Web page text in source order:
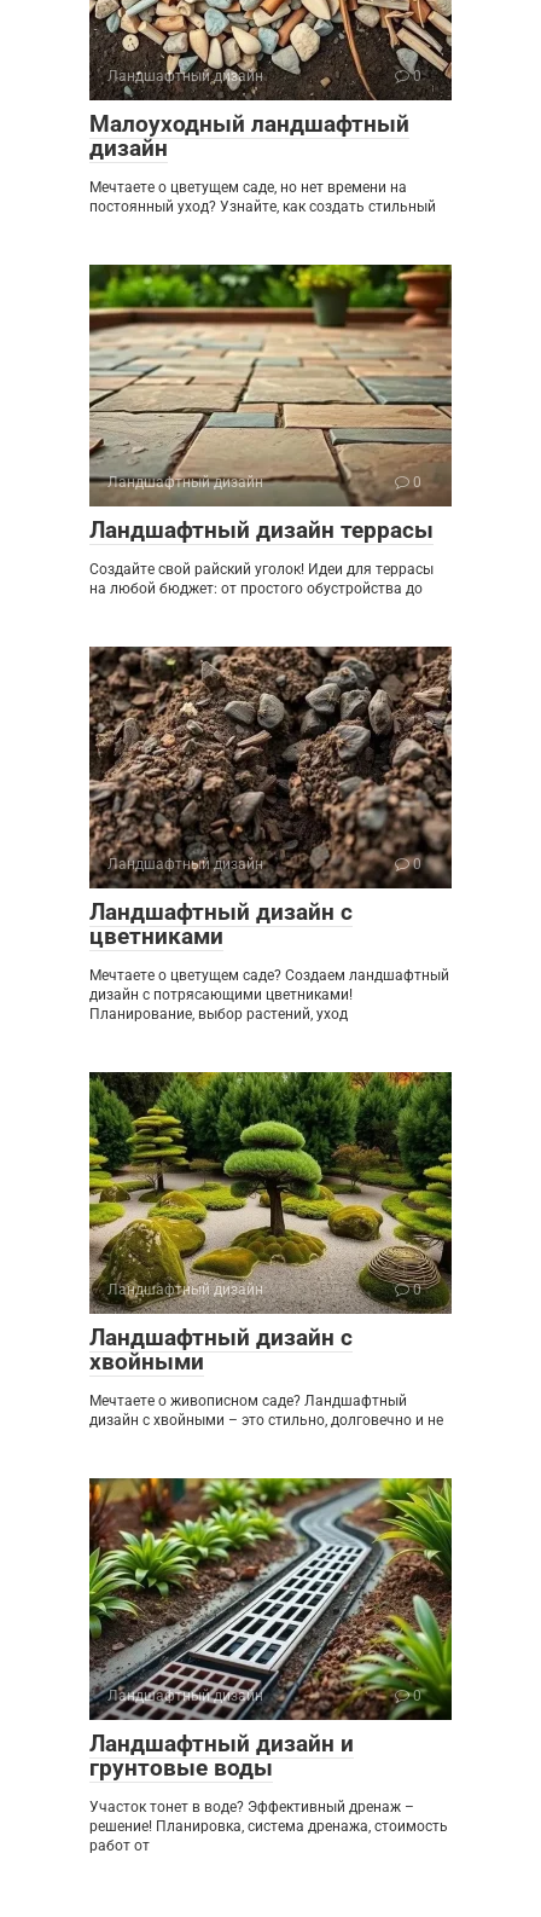
Ландшафтный дизайн 0
Малоуходный ландшафтный
дизайн
Мечтаете о цветущем саде, но нет времени на
постоянный уход? Узнайте, как создать стильный
Ландшафтный дизайн 0
Ландшафтный дизайн террасы
Создайте свой райский уголок! Идеи для террасы
на любой бюджет: от простого обустройства до
Ландшафтный дизайн 0
Ландшафтный дизайн с
цветниками
Мечтаете о цветущем саде? Создаем ландшафтный
дизайн с потрясающими цветниками!
Планирование, выбор растений, уход
Ландшафтный дизайн 0
Ландшафтный дизайн с
хвойными
Мечтаете о живописном саде? Ландшафтный
дизайн с хвойными – это стильно, долговечно и не
Ландшафтный дизайн 0
Ландшафтный дизайн и
грунтовые воды
Участок тонет в воде? Эффективный дренаж –
решение! Планировка, система дренажа, стоимость
работ от